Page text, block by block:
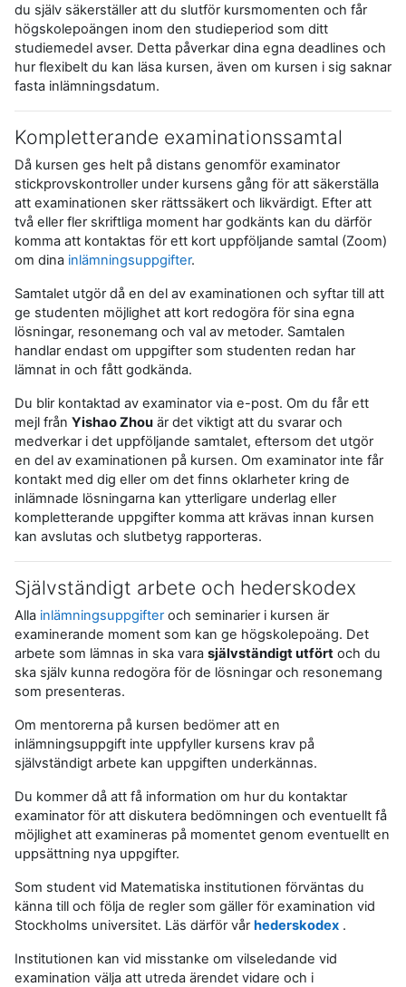
du själv säkerställer att du slutför kursmomenten och får
högskolepoängen inom den studieperiod som ditt
studiemedel avser. Detta påverkar dina egna deadlines och
hur flexibelt du kan läsa kursen, även om kursen i sig saknar
fasta inlämningsdatum.
Kompletterande examinationssamtal
Då kursen ges helt på distans genomför examinator
stickprovskontroller under kursens gång för att säkerställa
att examinationen sker rättssäkert och likvärdigt. Efter att
två eller fler skriftliga moment har godkänts kan du därför
komma att kontaktas för ett kort uppföljande samtal (Zoom)
om dina inlämningsuppgifter.
Samtalet utgör då en del av examinationen och syftar till att
ge studenten möjlighet att kort redogöra för sina egna
lösningar, resonemang och val av metoder. Samtalen
handlar endast om uppgifter som studenten redan har
lämnat in och fått godkända.
Du blir kontaktad av examinator via e-post. Om du får ett
mejl från Yishao Zhou är det viktigt att du svarar och
medverkar i det uppföljande samtalet, eftersom det utgör
en del av examinationen på kursen. Om examinator inte får
kontakt med dig eller om det finns oklarheter kring de
inlämnade lösningarna kan ytterligare underlag eller
kompletterande uppgifter komma att krävas innan kursen
kan avslutas och slutbetyg rapporteras.
Självständigt arbete och hederskodex
Alla inlämningsuppgifteroch seminarier i kursen är
examinerande moment som kan ge högskolepoäng. Det
arbete som lämnas in ska vara självständigt utfört och du
ska själv kunna redogöra för de lösningar och resonemang
som presenteras.
Om mentorerna på kursen bedömer att en
inlämningsuppgift inte uppfyller kursens krav på
självständigt arbete kan uppgiften underkännas.
Du kommer då att få information om hur du kontaktar
examinator för att diskutera bedömningen och eventuellt få
möjlighet att examineras på momentet genom eventuellt en
uppsättning nya uppgifter.
Som student vid Matematiska institutionen förväntas du
känna till och följa de regler som gäller för examination vid
Stockholms universitet. Läs därför vårhederskodex .
Institutionen kan vid misstanke om vilseledande vid
examination välja att utreda ärendet vidare och i